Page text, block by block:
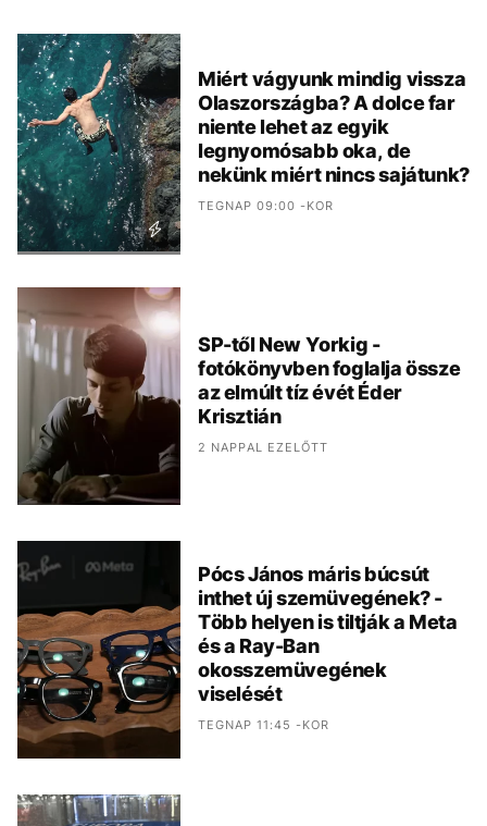
Miért vágyunk mindig vissza
Olaszországba? A dolce far
niente lehet az egyik
legnyomósabb oka, de
nekünk miért nincs sajátunk?
TEGNAP 09:00 -KOR
SP-től New Yorkig -
fotókönyvben foglalja össze
az elmúlt tíz évét Éder
Krisztián
2 NAPPAL EZELŐTT
Pócs János máris búcsút
inthet új szemüvegének? -
Több helyen is tiltják a Meta
és a Ray-Ban
okosszemüvegének
viselését
TEGNAP 11:45 -KOR